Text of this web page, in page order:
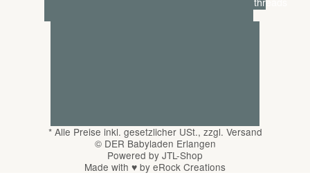
*Alle Preise inkl. gesetzlicher USt., zzgl. Versand
© DER Babyladen Erlangen
Powered by JTL-Shop
Made with ♥ by eRock Creations